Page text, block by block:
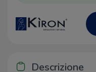
Descrizione